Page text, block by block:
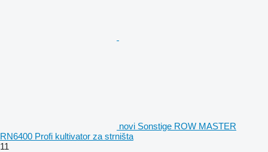
novi Sonstige ROW MASTER
RN6400 Profi kultivator za strništa
11